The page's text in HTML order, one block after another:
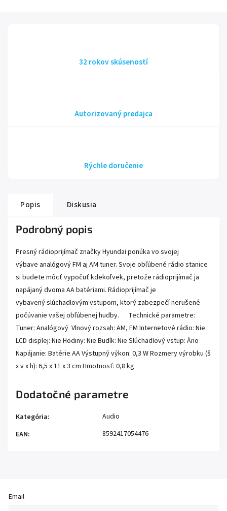
32 rokov skúseností
Autorizovaný predajca
Rýchle doručenie
Popis Diskusia
Podrobný popis
Presný rádioprijímač značky Hyundai ponúka vo svojej
výbave analógový FM aj AM tuner. Svoje obľúbené rádio stanice
si budete môcť vypočuť kdekoľvek, pretože rádioprijímač ja
napájaný dvoma AA batériami. Rádioprijímač je
vybavený slúchadlovým vstupom, ktorý zabezpečí nerušené
počúvanie vašej obľúbenej hudby. Technické parametre:
Tuner: Analógový Vlnový rozsah: AM, FM Internetové rádio: Nie
LCD displej: Nie Hodiny: Nie Budík: Nie Slúchadlový vstup: Áno
Napájanie: Batérie AA Výstupný výkon: 0,3 W Rozmery výrobku (š
x v x h): 6,5 x 11 x 3 cm Hmotnosť: 0,8 kg
Dodatočné parametre
Kategória:
Audio
EAN: 8592417054476
Email